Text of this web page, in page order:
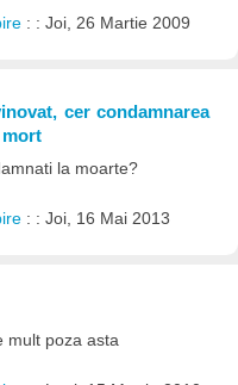
: : Joi, 26 Martie 2009
cer condamnarea
la moarte?
: : Joi, 16 Mai 2013
mult poza asta